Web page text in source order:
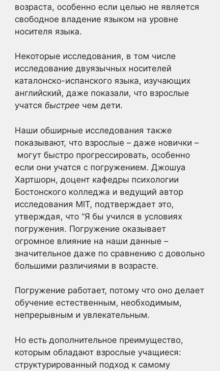
возраста, особенно если целью не является
свободное владение языком на уровне
носителя языка.
Некоторые исследования, в том числе
исследование двуязычных носителей
каталонско-испанского языка, изучающих
английский, даже показали, что взрослые
учатся быстрее чем дети.
Наши обширные исследования также
показывают, что взрослые – даже новички –
могут быстро прогрессировать, особенно
если они учатся с погружением. Джошуа
Хартшорн, доцент кафедры психологии
Бостонского колледжа и ведущий автор
исследования MIT, подтверждает это,
утверждая, что “Я бы учился в условиях
погружения. Погружение оказывает
огромное влияние на наши данные –
значительное даже по сравнению с довольно
большими различиями в возрасте.
Погружение работает, потому что оно делает
обучение естественным, необходимым,
непрерывным и увлекательным.
Но есть дополнительное преимущество,
которым обладают взрослые учащиеся:
структурированный подход к самому